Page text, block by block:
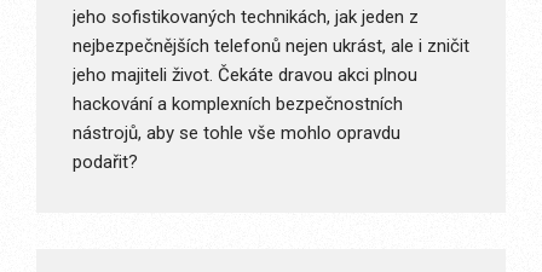
jeho sofistikovaných technikách, jak jeden z
nejbezpečnějších telefonů nejen ukrást, ale i zničit
jeho majiteli život. Čekáte dravou akci plnou
hackování a komplexních bezpečnostních
nástrojů, aby se tohle vše mohlo opravdu
podařit?